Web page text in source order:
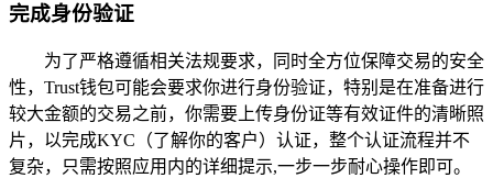
完成身份验证
为了严格遵循相关法规要求，同时全方位保障交易的安全
性，Trust钱包可能会要求你进行身份验证，特别是在准备进行
较大金额的交易之前，你需要上传身份证等有效证件的清晰照
片，以完成KYC（了解你的客户）认证，整个认证流程并不
复杂，只需按照应用内的详细提示,一步一步耐心操作即可。